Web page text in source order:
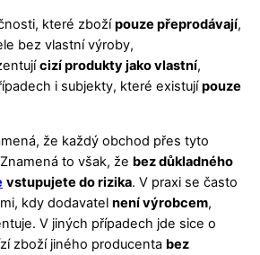
které zbožípouze přeprodávají,
bez vlastní výroby,
cizí produkty jako vlastní,
i subjekty, které existujípouze
že každý obchod přes tyto
to však, že bez důkladného
vstupujete do rizika. V praxi se často
kdy dodavatel není výrobcem,
V jiných případech jde sice o
zboží jiného producenta bez